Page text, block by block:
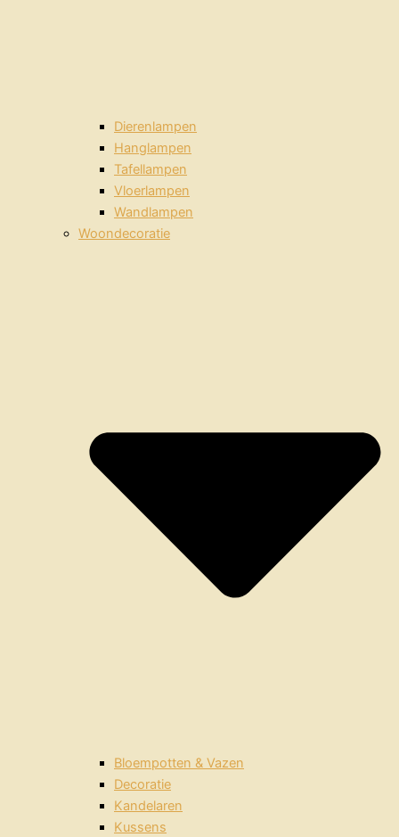
Dierenlampen
Hanglampen
Tafellampen
Vloerlampen
Wandlampen
Woondecoratie
Bloempotten & Vazen
Decoratie
Kandelaren
Kussens